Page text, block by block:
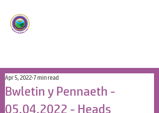
Bwletin y Pennaeth -
05.04.2022 - Heads
Apr 5, 20227 min read